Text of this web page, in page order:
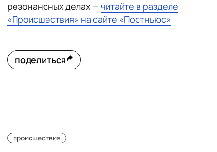
резонансных делах — читайте в разделе
«Происшествия» на сайте «Постньюс»
поделиться
происшествия